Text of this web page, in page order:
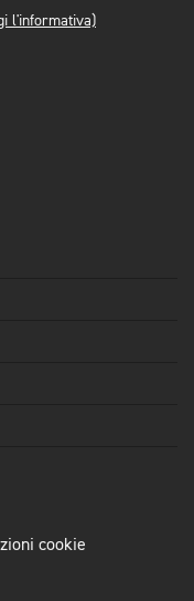
l'informativa)
cookie